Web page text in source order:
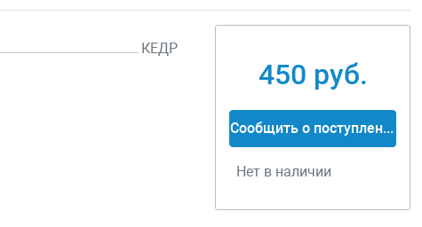
КЕДР
450 руб.
Сообщить о поступлении
Нет в наличии